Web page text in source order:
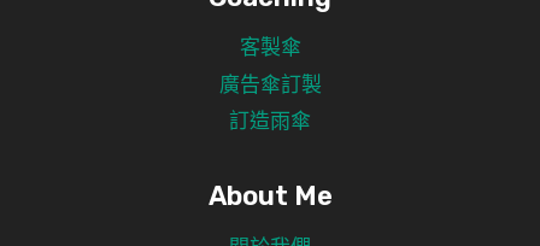
客製傘
廣告傘訂製
訂造雨傘
About Me